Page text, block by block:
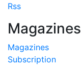
Rss
Magazines
Magazines
Subscription